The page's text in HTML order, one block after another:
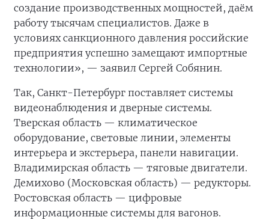
создание производственных мощностей, даём
работу тысячам специалистов. Даже в
условиях санкционного давления российские
предприятия успешно замещают импортные
технологии», — заявил Сергей Собянин.
Так, Санкт-Петербург поставляет системы
видеонаблюдения и дверные системы.
Тверская область — климатическое
оборудование, световые линии, элементы
интерьера и экстерьера, панели навигации.
Владимирская область — тяговые двигатели.
Демихово (Московская область) — редукторы.
Ростовская область — цифровые
информационные системы для вагонов.